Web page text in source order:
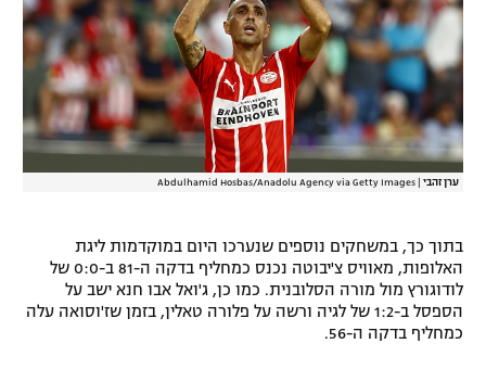
ערן זהבי Abdulhamid Hosbas/Anadolu Agency via Getty Images
בתוך כך, במשחקים נוספים שנערכו היום במוקדמות ליגת
האלופות, מאוויס צ'יבוטה נכנס כמחליף בדקה ה-81 ב-0:0 של
לודוגורץ מול מורה הסלובנית. כמו כן, ג'ואל אבו חנא ישב על
הספסל ב-1:2 של לגיה ורשה על פלורה טאלין, בזמן שז'וסואה עלה
כמחליף בדקה ה-56.